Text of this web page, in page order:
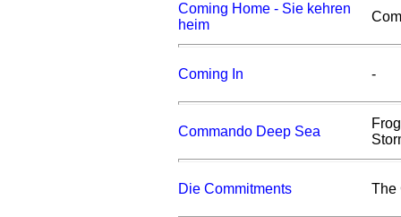
Coming Home - Sie kehren
heim
Coming In -
Commando Deep Sea
Die Commitments The